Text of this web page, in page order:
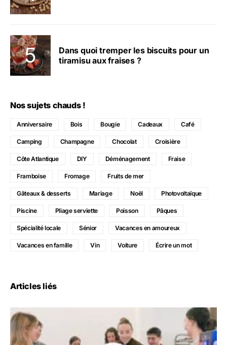
Dans quoi tremper les biscuits pour un
tiramisu aux fraises ?
Nos sujets chauds !
Anniversaire Bois Bougie Cadeaux Café
Camping Champagne Chocolat Croisière
Côte Atlantique DIY Déménagement Fraise
Framboise Fromage Fruits de mer
Gâteaux & desserts Mariage Noël Photovoltaïque
Piscine Pliage serviette Poisson Pâques
Spécialité locale Sénior Vacances en amoureux
Vacances en famille Vin Voiture Écrire un mot
Articles liés